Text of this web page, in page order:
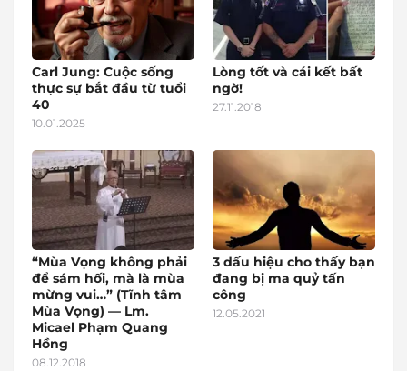
Carl Jung: Cuộc sống
thực sự bắt đầu từ tuổi
40
10.01.2025
Lòng tốt và cái kết bất
ngờ!
27.11.2018
“Mùa Vọng không phải
để sám hối, mà là mùa
mừng vui…” (Tĩnh tâm
Mùa Vọng) — Lm.
Micael Phạm Quang
Hồng
08.12.2018
3 dấu hiệu cho thấy bạn
đang bị ma quỷ tấn
công
12.05.2021